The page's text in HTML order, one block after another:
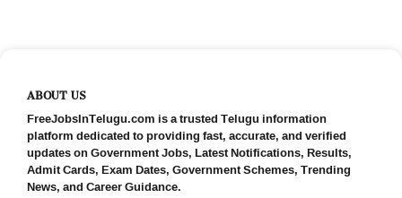
ABOUT US
FreeJobsInTelugu.com is a trusted Telugu information
platform dedicated to providing fast, accurate, and verified
updates on Government Jobs, Latest Notifications, Results,
Admit Cards, Exam Dates, Government Schemes, Trending
News, and Career Guidance.